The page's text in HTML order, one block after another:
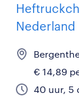
Nederland
€ 14,89
40 uur, 5